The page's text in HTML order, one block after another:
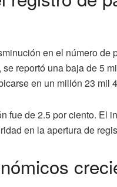
en el número de
reportó una baja de 5
en un millón 23 mil
fue de 2.5 por ciento. El
en la apertura de